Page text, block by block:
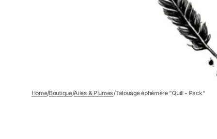
Home/Boutique/Ailes & Plumes/Tatouage éphémère "Quill - Pack"